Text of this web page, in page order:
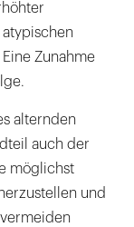
Zunahme
alternden
auch der
möglichst
und